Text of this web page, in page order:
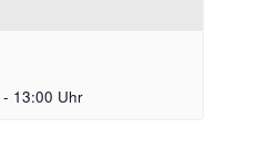
- 13:00 Uhr